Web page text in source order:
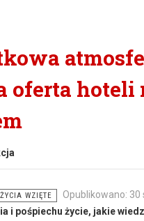
oferta hoteli
WZIĘTE
Opublikowano:
i pośpiechu życie, jakie